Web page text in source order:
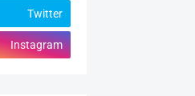
Twitter
Instagram